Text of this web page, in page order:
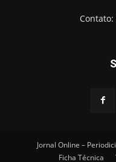
Contato:
Jornal Online –
Ficha Técnica